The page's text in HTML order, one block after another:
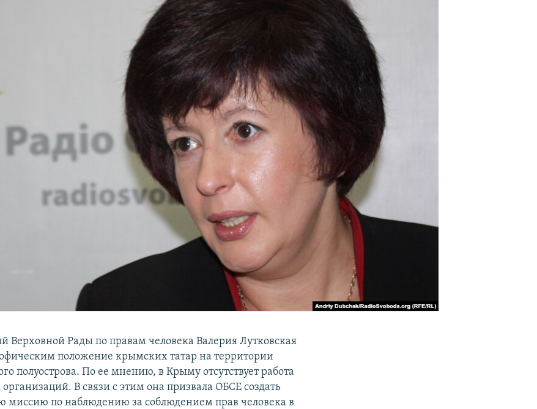
Верховной Рады по правам человека Валерия Лутковская
положение крымских татар на территории
полуострова. По ее мнению, в Крыму отсутствует работа
В связи с этим она призвала ОБСЕ создать
миссию по наблюдению за соблюдением прав человека в